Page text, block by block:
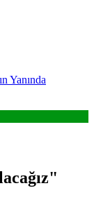
Yanında